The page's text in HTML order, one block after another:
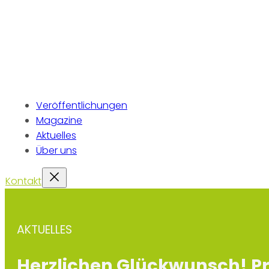
Veröffentlichungen
Magazine
Aktuelles
Über uns
Kontakt
AKTUELLES